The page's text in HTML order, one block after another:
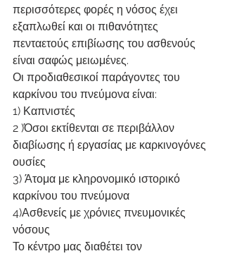
περισσότερες φορές η νόσος έχει
εξαπλωθεί και οι πιθανότητες
πενταετούς επιβίωσης του ασθενούς
είναι σαφώς μειωμένες.
Οι προδιαθεσικοί παράγοντες του
καρκίνου του πνεύμονα είναι:
1) Καπνιστές
2 )Όσοι εκτίθενται σε περιβάλλον
διαβίωσης ή εργασίας με καρκινογόνες
ουσίες
3) Άτομα με κληρονομικό ιστορικό
καρκίνου του πνεύμονα
4)Ασθενείς με χρόνιες πνευμονικές
νόσους
Το κέντρο μας διαθέτει τον